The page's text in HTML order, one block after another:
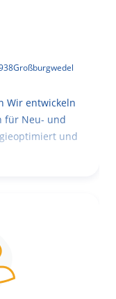
Großburgwedel
Wir entwickeln
für Neu- und
und